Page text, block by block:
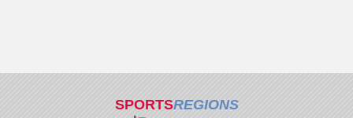
SPORTSREGIONS